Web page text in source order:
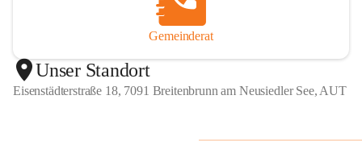
Gemeinderat
Unser Standort
Eisenstädterstraße 18, 7091 Breitenbrunn am Neusiedler See, AUT